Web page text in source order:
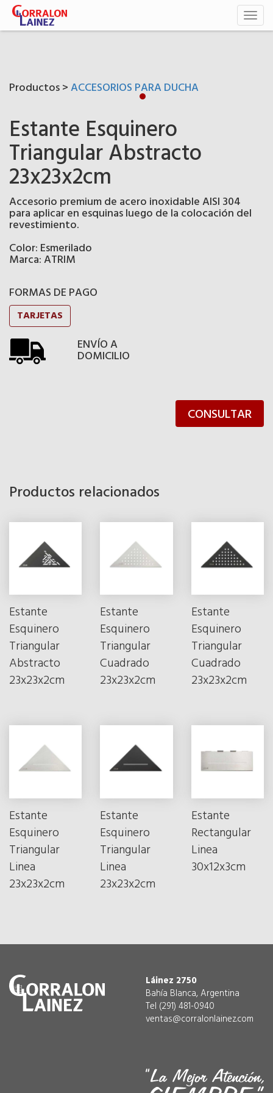
Productos >ACCESORIOS PARA DUCHA
Estante Esquinero
Triangular Abstracto
23x23x2cm
Accesorio premium de acero inoxidable AISI 304
para aplicar en esquinas luego de la colocación del
revestimiento.
Color: Esmerilado
Marca: ATRIM
FORMAS DE PAGO
TARJETAS
ENVÍO A
DOMICILIO
CONSULTAR
Productos relacionados
Estante
Esquinero
Triangular
Abstracto
23x23x2cm
Estante
Esquinero
Triangular
Cuadrado
23x23x2cm
Estante
Esquinero
Triangular
Cuadrado
23x23x2cm
Estante
Esquinero
Triangular
Linea
23x23x2cm
Estante
Esquinero
Triangular
Linea
23x23x2cm
Estante
Rectangular
Linea
30x12x3cm
Láinez 2750
Bahía Blanca, Argentina
Tel (291) 481-0940
ventas@corralonlainez.com